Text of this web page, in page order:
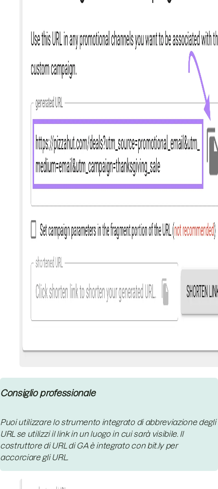
Consiglio professionale
Puoi utilizzare lo strumento integrato di abbreviazione degli
URL se utilizzi il link in un luogo in cui sarà visibile. Il
costruttore di URL di GA è integrato con bit.ly per
accorciare gli URL.